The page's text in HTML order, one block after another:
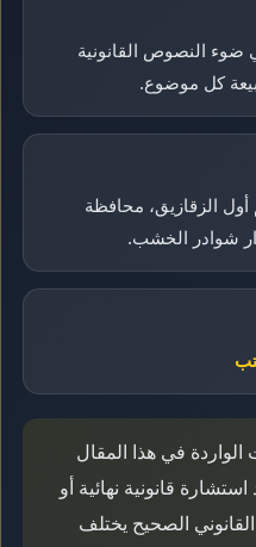
ضوء النصوص القانونية
كل موضوع.
أول الزقازيق، محافظة
الواردة في هذا المقال
استشارة قانونية نهائية أو
الصحيح يختلف